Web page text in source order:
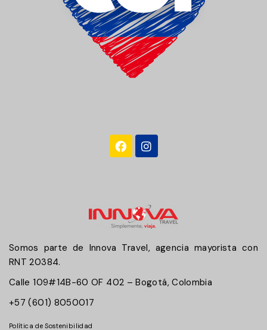
Somos parte de Innova Travel, agencia mayorista con
RNT 20384.
Calle 109#14B-60 OF 402 – Bogotá, Colombia
+57 (601) 8050017
Política de Sostenibilidad